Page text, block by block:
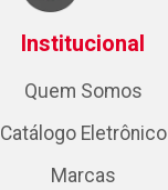
Institucional
Quem Somos
Catálogo Eletrônico
Marcas